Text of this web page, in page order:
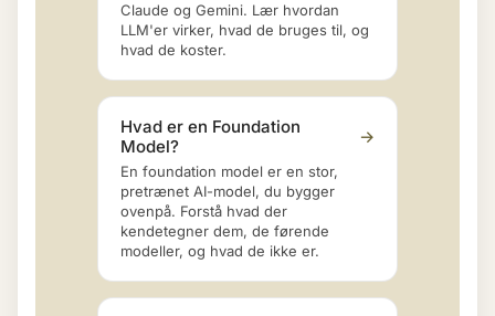
Claude og Gemini. Lær hvordan
LLM'er virker, hvad de bruges til, og
hvad de koster.
Hvad er en Foundation
Model?
→
En foundation model er en stor,
pretrænet AI-model, du bygger
ovenpå. Forstå hvad der
kendetegner dem, de førende
modeller, og hvad de ikke er.